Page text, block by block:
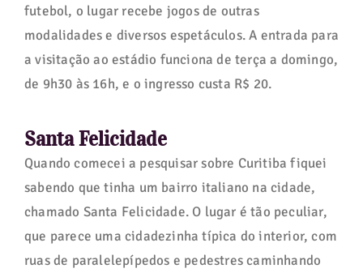
futebol, o lugar recebe jogos de outras
modalidades e diversos espetáculos. A entrada para
a visitação ao estádio funciona de terça a domingo,
de 9h30 às 16h, e o ingresso custa R$ 20.
Santa Felicidade
Quando comecei a pesquisar sobre Curitiba fiquei
sabendo que tinha um bairro italiano na cidade,
chamado Santa Felicidade. O lugar é tão peculiar,
que parece uma cidadezinha típica do interior, com
ruas de paralelepípedos e pedestres caminhando